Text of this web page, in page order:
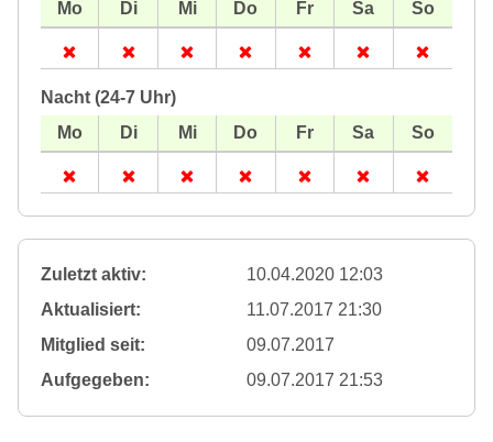
Nacht (24-7 Uhr)
Zuletzt aktiv:
10.04.2020 12:03
Aktualisiert:
11.07.2017 21:30
Mitglied seit:
09.07.2017
Aufgegeben:
09.07.2017 21:53